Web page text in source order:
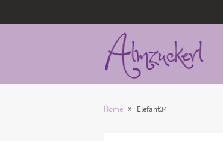
Home » Elefant34